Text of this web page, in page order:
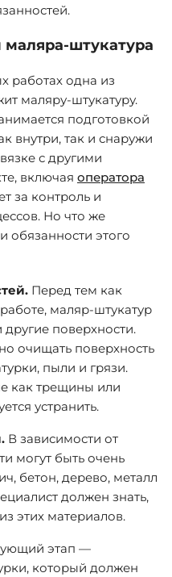
маляра-штукатура
работах одна из
маляру-штукатуру.
подготовкой
внутри, так и снаружи
с другими
включая оператора
за контроль и
Но что же
обязанности этого
Перед тем как
маляр-штукатур
другие поверхности.
очищать поверхность
пыли и грязи.
как трещины или
устранить.
В зависимости от
могут быть очень
бетон, дерево, металл
должен знать,
этих материалов.
этап —
который должен